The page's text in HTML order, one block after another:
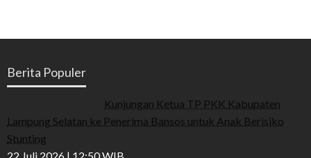
Berita Populer
Kunjungan Ketua TP PKK Kabupaten
Lampung Selatan ke Penerima Bansos untuk Anak Berisiko
Stunting